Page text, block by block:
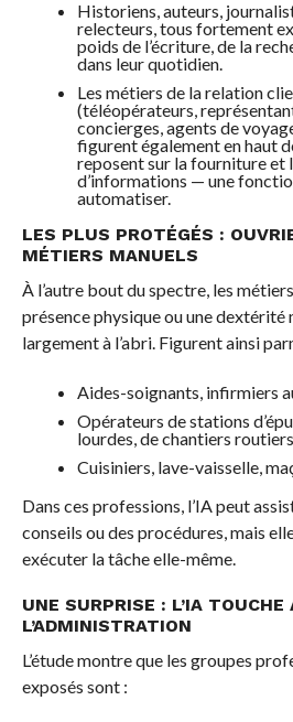
Historiens, auteurs,
relecteurs, tous fortement
poids de l’écriture, de la
dans leur quotidien.
Les métiers de la relation
(téléopérateurs,
concierges, agents de
figurent également en haut
reposent sur la fourniture et
d’informations — une
automatiser.
LES PLUS PROTÉGÉS :
MÉTIERS MANUELS
À l’autre bout du spectre, les
présence physique ou une dextérité
largement à l’abri. Figurent ainsi
Aides-soignants, infirmiers
Opérateurs de stations
lourdes, de chantiers
Cuisiniers, lave-vaisselle,
Dans ces professions, l’IA peut
conseils ou des procédures, mais
exécuter la tâche elle-même.
UNE SURPRISE : L’IA
L’ADMINISTRATION
L’étude montre que les groupes
exposés sont :